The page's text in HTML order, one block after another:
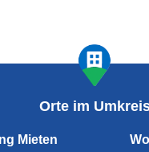
Orte im
Mieten